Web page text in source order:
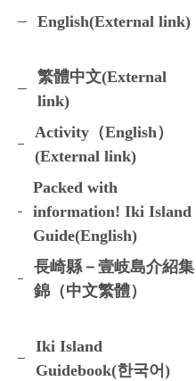
English(External link)
繁體中文(External
link)
Activity（English）
(External link)
Packed with
information! Iki Island
Guide(English)
長崎縣－壹岐島介紹集
錦（中文繁體）
Iki Island
Guidebook(한국어)